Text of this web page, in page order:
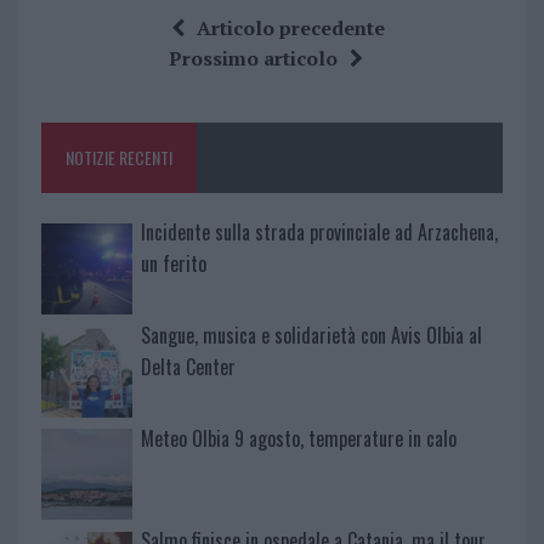
o
k
te
re
at
s
p
a
re
Articolo precedente
Prossimo articolo
NOTIZIE RECENTI
Incidente sulla strada provinciale ad Arzachena,
un ferito
Sangue, musica e solidarietà con Avis Olbia al
Delta Center
Meteo Olbia 9 agosto, temperature in calo